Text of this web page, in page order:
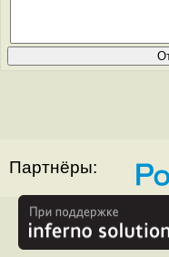
Партнёры: